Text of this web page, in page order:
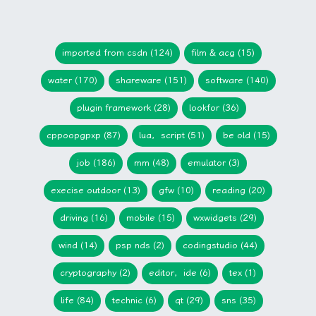
imported from csdn (124) film & acg (15)
water (170) shareware (151) software (140)
plugin framework (28) lookfor (36)
cppoopgpxp (87) lua，script (51) be old (15)
job (186) mm (48) emulator (3)
execise outdoor (13) gfw (10) reading (20)
driving (16) mobile (15) wxwidgets (29)
wind (14) psp nds (2) codingstudio (44)
cryptography (2) editor，ide (6) tex (1)
life (84) technic (6) qt (29) sns (35)